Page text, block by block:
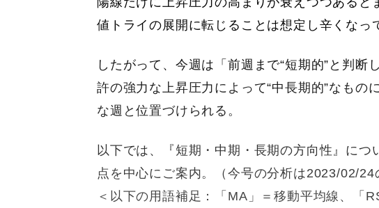
値トライの展開に転じることは想定し辛くなっ
したがって、今週は「前週まで“短期的”と判
許の強力な上昇圧力によって“中長期的”なも
な週と位置づけられる。
以下では、『短期・中期・長期の方向性』に
点を中心にご案内。（今号の分析は2023/02/24
＜以下の用語補足：「MA」＝移動平均線、「